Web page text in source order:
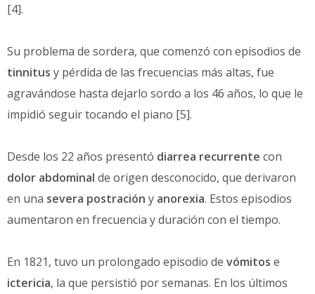
[4].
Su problema de sordera, que comenzó con episodios de
tinnitus y pérdida de las frecuencias más altas, fue
agravándose hasta dejarlo sordo a los 46 años, lo que le
impidió seguir tocando el piano [5].
Desde los 22 años presentó diarrea recurrente con
dolor abdominal de origen desconocido, que derivaron
en una severa postración y anorexia. Estos episodios
aumentaron en frecuencia y duración con el tiempo.
En 1821, tuvo un prolongado episodio de vómitos e
ictericia, la que persistió por semanas. En los últimos